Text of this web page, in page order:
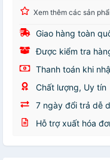
Xem thêm các sản
Giao hàng toàn
Được kiểm tra
Thanh toán khi
Chất lượng, Uy tín
7 ngày đổi trả dễ
Hỗ trợ xuất hóa